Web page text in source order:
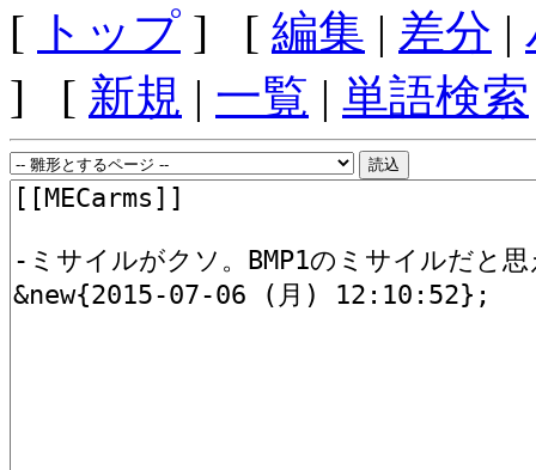
[ トップ ] [ 編集 | 差分 |
] [ 新規 | 一覧 | 単語検索